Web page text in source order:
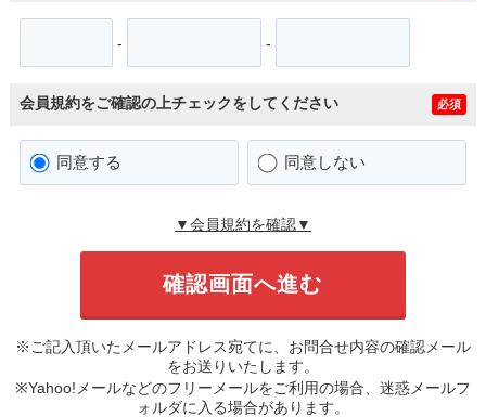
- -
会員規約をご確認の上チェックをしてください 必須
同意する 同意しない
▼会員規約を確認▼
※ご記入頂いたメールアドレス宛てに、お問合せ内容の確認メール
をお送りいたします。
※Yahoo!メールなどのフリーメールをご利用の場合、迷惑メールフ
ォルダに入る場合があります。